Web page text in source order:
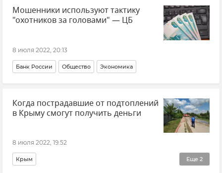
Мошенники используют тактику
"охотников за головами" — ЦБ
8 июля 2022, 20:13
Банк России Общество Экономика
Когда пострадавшие от подтоплений
в Крыму смогут получить деньги
8 июля 2022, 19:52
Еще 2
Крым